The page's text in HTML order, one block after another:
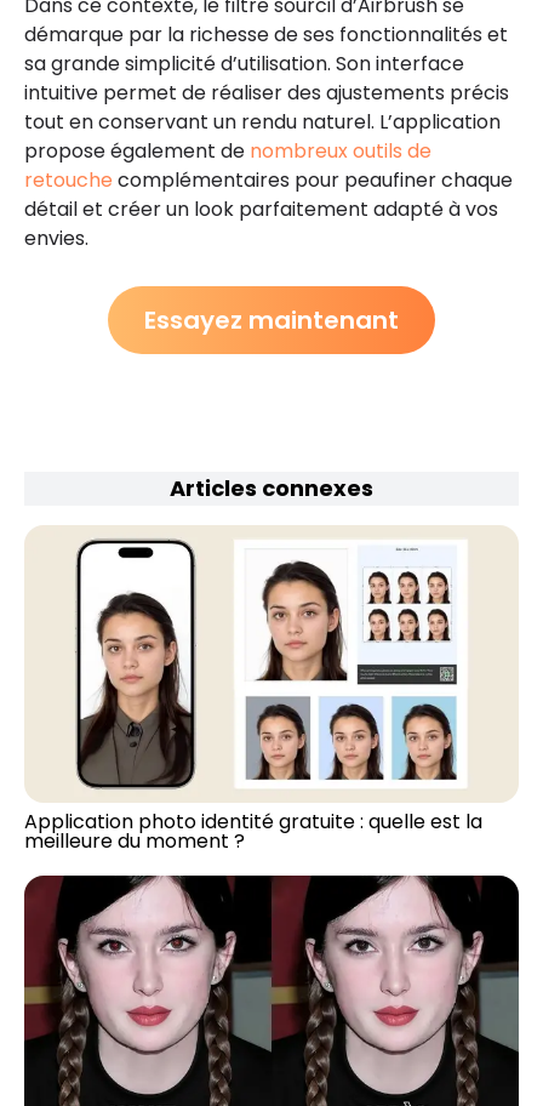
démarque par la richesse de ses fonctionnalités et
sa grande simplicité d’utilisation. Son interface
intuitive permet de réaliser des ajustements précis
tout en conservant un rendu naturel. L’application
propose également de nombreux outils de
retouche complémentaires pour peaufiner chaque
détail et créer un look parfaitement adapté à vos
envies.
Essayez maintenant
Articles connexes
Application photo identité gratuite : quelle est la
meilleure du moment ?